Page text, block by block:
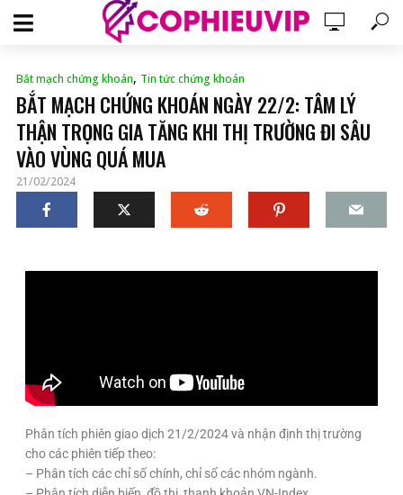
Bắt mạch chứng khoán, Tin tức chứng khoán
BẮT MẠCH CHỨNG KHOÁN NGÀY 22/2: TÂM LÝ
THẬN TRỌNG GIA TĂNG KHI THỊ TRƯỜNG ĐI SÂU
VÀO VÙNG QUÁ MUA
21/02/2024
Phân tích phiên giao dịch 21/2/2024 và nhận định thị trường
cho các phiên tiếp theo:
– Phân tích các chỉ số chính, chỉ số các nhóm ngành.